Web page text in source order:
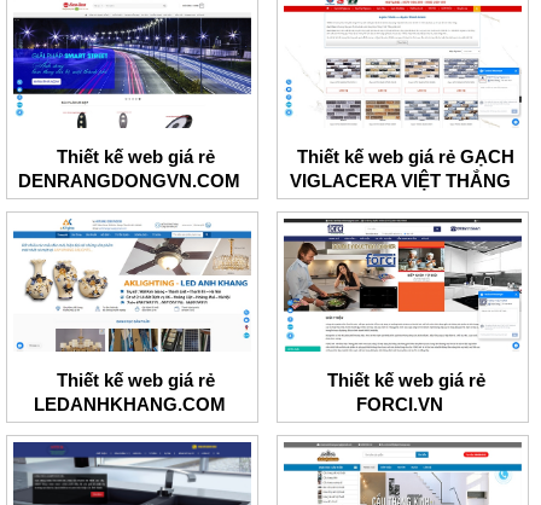
Thiết kế web giá rẻ
DENRANGDONGVN.COM
Thiết kế web giá rẻ GẠCH
VIGLACERA VIỆT THẮNG
Thiết kế web giá rẻ
LEDANHKHANG.COM
Thiết kế web giá rẻ
FORCI.VN